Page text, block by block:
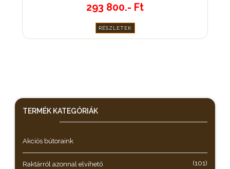
293 800.- Ft
RÉSZLETEK
TERMÉK KATEGÓRIÁK
Akciós bútoraink
Raktárról azonnal elvihető (101)